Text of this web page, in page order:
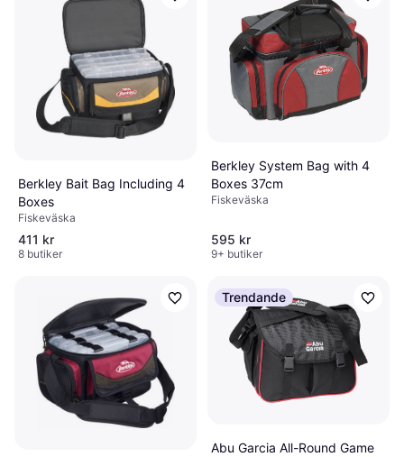
Berkley Bait Bag Including 4
Boxes
Fiskeväska
411 kr
8 butiker
Berkley System Bag with 4
Boxes 37cm
Fiskeväska
595 kr
9+ butiker
Trendande
Abu Garcia All-Round Game